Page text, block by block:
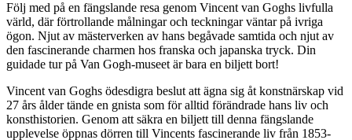
Följ med på en fängslande resa genom Vincent van Goghs livfulla
värld, där förtrollande målningar och teckningar väntar på ivriga
ögon. Njut av mästerverken av hans begåvade samtida och njut av
den fascinerande charmen hos franska och japanska tryck. Din
guidade tur på Van Gogh-museet är bara en biljett bort!
Vincent van Goghs ödesdigra beslut att ägna sig åt konstnärskap vid
27 års ålder tände en gnista som för alltid förändrade hans liv och
konsthistorien. Genom att säkra en biljett till denna fängslande
upplevelse öppnas dörren till Vincents fascinerande liv från 1853-